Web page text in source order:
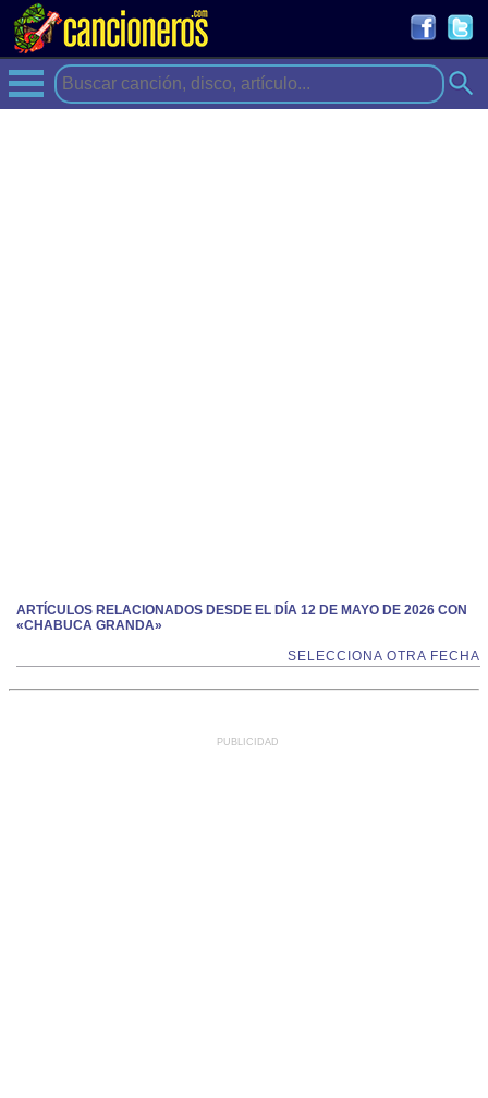
ARTÍCULOS RELACIONADOS DESDE EL DÍA 12 DE MAYO DE 2026 CON
«CHABUCA GRANDA»
SELECCIONA OTRA FECHA
PUBLICIDAD